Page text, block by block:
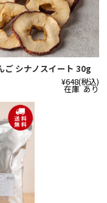
ご シナノスイート 30g
¥648(税込)
在庫 あり